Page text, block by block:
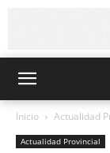
Inicio Actualidad
Actualidad Provincial